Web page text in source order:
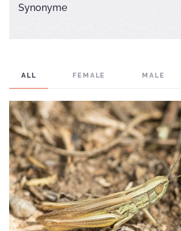
Synonyme
ALL FEMALE MALE